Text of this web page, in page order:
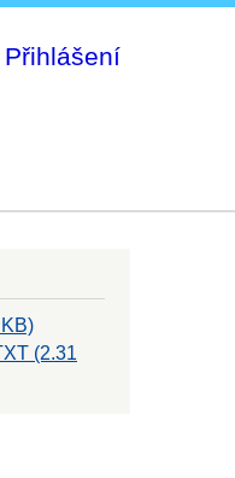
Přihlášení
(2.31